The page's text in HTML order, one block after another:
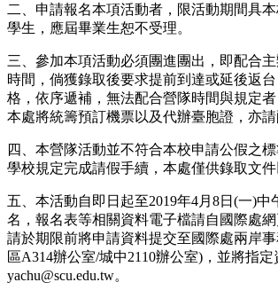
二、申請報名本項活動者，限活動期間具
學生，應屆畢業生恕不受理。
三、參加本項活動必須團進團出，即配合
時間，倘獲錄取後要求提前到達或延後返
格，依序遞補，無法配合營隊時間與規定者
本處將統籌預訂機票以及代辦臺胞證，亦請
四、本營隊活動並不符合本校申請公假之
學校規定完成請假手續，本處僅供錄取文件
五、本活動自即日起至2019年4月8日(一)中
名，報名表等相關資料電子檔請自國際處
請於期限前將申請資料提交至國際處兩岸
區A314辦公室/城中2110辦公室)，並將指定
yachu@scu.edu.tw。